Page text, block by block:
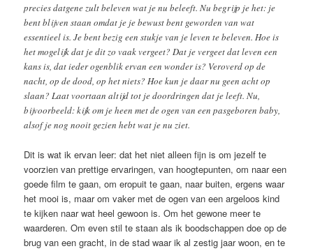
precies datgene zult beleven wat je nu beleeft. Nu begrijp je het: je
bent blijven staan omdat je je bewust bent geworden van wat
essentieel is. Je bent bezig een stukje van je leven te beleven. Hoe is
het mogelijk dat je dit zo vaak vergeet? Dat je vergeet dat leven een
kans is, dat ieder ogenblik ervan een wonder is? Veroverd op de
nacht, op de dood, op het niets? Hoe kun je daar nu geen acht op
slaan? Laat voortaan altijd tot je doordringen dat je leeft. Nu,
bijvoorbeeld: kijk om je heen met de ogen van een pasgeboren baby,
alsof je nog nooit gezien hebt wat je nu ziet.
Dit is wat ik ervan leer: dat het niet alleen fijn is om jezelf te
voorzien van prettige ervaringen, van hoogtepunten, om naar een
goede film te gaan, om eropuit te gaan, naar buiten, ergens waar
het mooi is, maar om vaker met de ogen van een argeloos kind
te kijken naar wat heel gewoon is. Om het gewone meer te
waarderen. Om even stil te staan als ik boodschappen doe op de
brug van een gracht, in de stad waar ik al zestig jaar woon, en te